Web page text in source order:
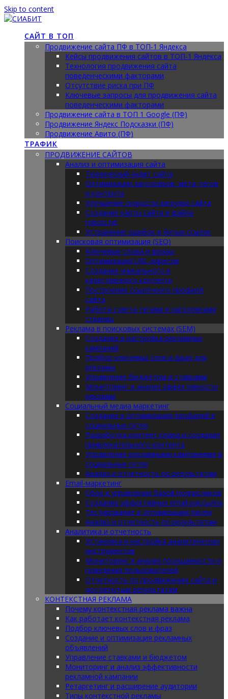
Skip to content
САЙТ В ТОП
Продвижение сайта ПФ в ТОП‑1 Яндекса
Кейсы продвижения сайтов в ТОП-1 Яндекса
Технология продвижения сайта
поведенческими факторами
Отсутствие риска при ПФ
Ключевые запросы для продвижения сайта
поведенческими факторами
Продвижение сайта в ТОП 1 Google (ПФ)
Продвижение Яндекс Подсказки (ПФ)
Продвижение Авито (ПФ)
ТРАФИК
ПРОДВИЖЕНИЕ САЙТОВ
Анализ и оптимизация сайта
Технический аудит сайта
Оптимизация заголовков, мета-тегов
и контента
Улучшение скорости загрузки сайта
Создание карты сайта и файла
robots.txt
Устранение ошибок и битых ссылок
Поисковая оптимизация (SEO)
Ключевые слова и фразы
Оптимизация URL-адресов
Создание уникального и
качественного контента
Построение ссылочного профиля
сайта
Работа с мета-тегами и заголовками
страниц
Реклама в поисковых системах (SEM)
Создание и настройка рекламных
кампаний
Подбор ключевых слов и фраз для
рекламы
Управление бюджетом и ставками
Мониторинг и анализ эффективности
рекламы
Социальный медиа маркетинг
Создание и оптимизация профилей в
социальных сетях
Разработка контент-плана и создание
привлекательного контента
Управление рекламными кампаниями в
социальных сетях
Анализ и отчетность по результатам
Email-маркетинг
Сбор и управление базой подписчиков
Создание эффективных email-рассылок
Тестирование и оптимизация писем
Анализ и отчетность по результатам
Аналитика и отчетность
Установка и настройка аналитических
инструментов
Мониторинг и анализ посещаемости и
поведения пользователей
Отчетность по продвижению сайта и
достигнутым результатам
КОНТЕКСТНАЯ РЕКЛАМА
Почему контекстная реклама важна
Как работает контекстная реклама
Подбор ключевых слов и фраз
Создание и оптимизация рекламных
объявлений
Управление ставками и бюджетом
Мониторинг и анализ эффективности
рекламной кампании
Ретаргетинг и расширение аудитории
Типы контекстной рекламы